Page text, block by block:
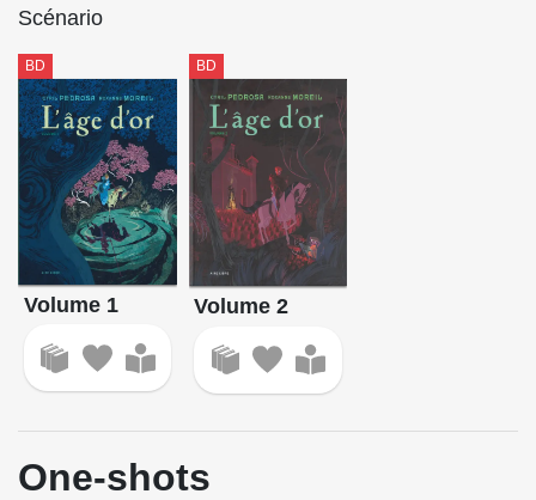
Scénario
BD
Volume 1
BD
Volume 2
One-shots